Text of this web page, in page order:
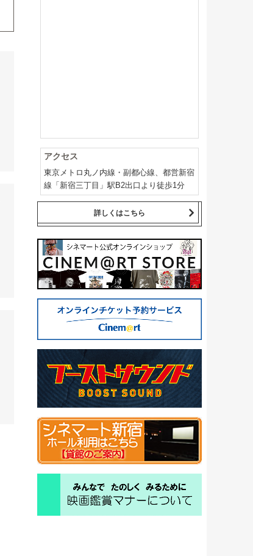
アクセス
東京メトロ丸ノ内線・副都心線、都営新宿
線「新宿三丁目」駅B2出口より徒歩1分
詳しくはこちら